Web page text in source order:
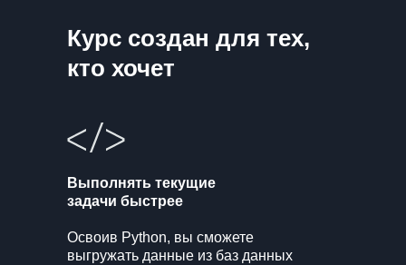
Курс создан для тех,
кто хочет
Выполнять текущие
задачи быстрее
Освоив Python, вы сможете
выгружать данные из баз данных